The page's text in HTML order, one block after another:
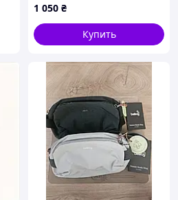
1 050 ₴
Купить